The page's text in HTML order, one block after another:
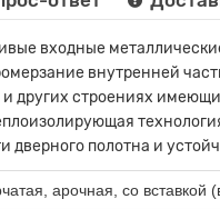
входные
внутренней
других строениях
дверного полотна и
арочная, со вставкой